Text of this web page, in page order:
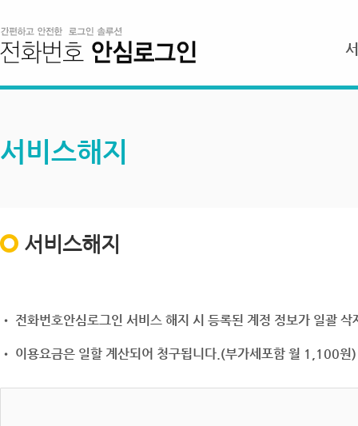
서비스해지
서비스해지
• 전화번호안심로그인 서비스 해지 시 등록된 계정 정보가 일괄
• 이용요금은 일할 계산되어 청구됩니다.(부가세포함 월 1,100원)